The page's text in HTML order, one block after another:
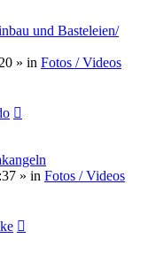
und Basteleien/
» in Fotos / Videos
» in Fotos / Videos